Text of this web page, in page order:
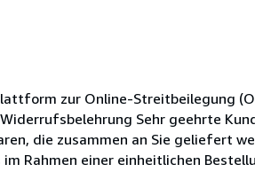
zur Online-Streitbeilegung
Widerrufsbelehrung Sehr geehrte
die zusammen an Sie geliefert
Rahmen einer einheitlichen